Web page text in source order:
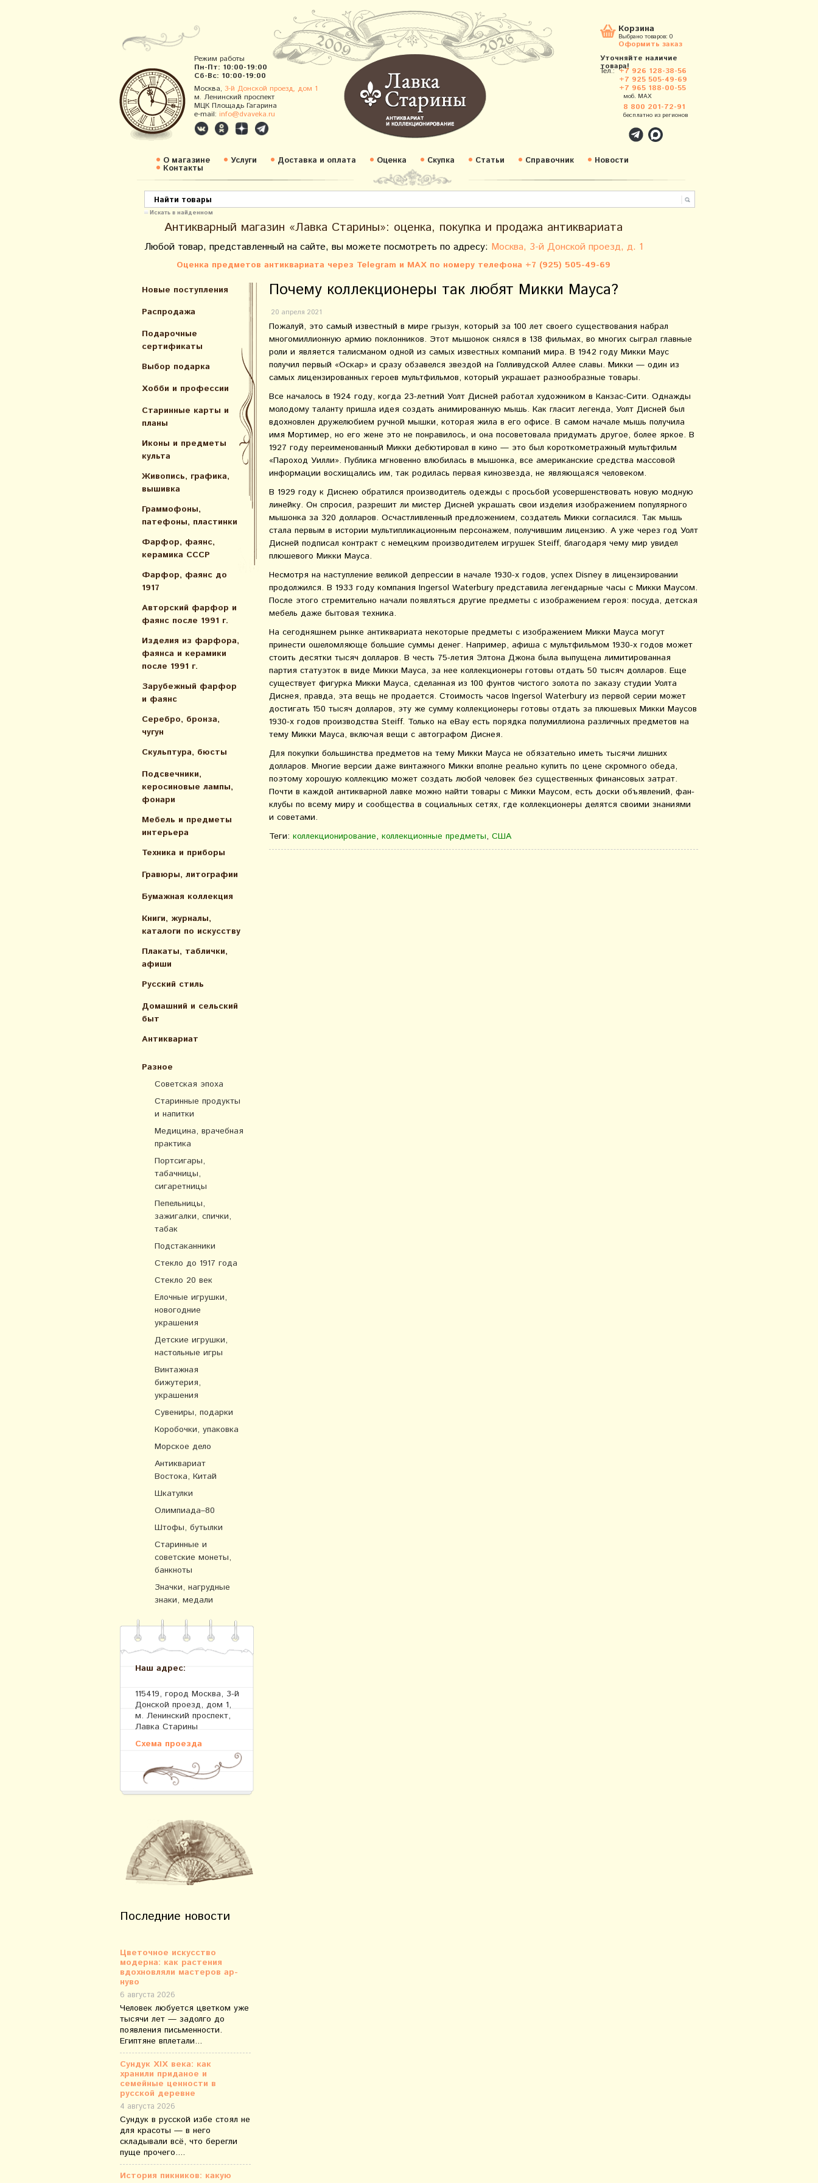
Режим работы
Пн-Пт: 10:00-19:00
Сб-Вс: 10:00-19:00
Москва, 3-й Донской проезд, дом 1
м. Ленинский проспект
МЦК Площадь Гагарина
e-mail: info@dvaveka.ru
Корзина
Выбрано товаров: 0
Оформить заказ
Уточняйте наличие
товара!
Тел.: +7 926 128-38-56
+7 925 505-49-69
+7 965 188-00-55
моб. MAX
8 800 201-72-91
бесплатно из регионов
О магазине Услуги Доставка и оплата Оценка Скупка Статьи Справочник Новости
Контакты
Искать в найденном
Антикварный магазин «Лавка Старины»: оценка, покупка и продажа антиквариата
Любой товар, представленный на сайте, вы можете посмотреть по адресу: Москва, 3-й Донской проезд, д. 1
Оценка предметов антиквариата через Telegram и MAX по номеру телефона +7 (925) 505-49-69
Новые поступления
Распродажа
Подарочные
сертификаты
Выбор подарка
Хобби и профессии
Старинные карты и
планы
Иконы и предметы
культа
Живопись, графика,
вышивка
Граммофоны,
патефоны, пластинки
Фарфор, фаянс,
керамика СССР
Фарфор, фаянс до
1917
Авторский фарфор и
фаянс после 1991 г.
Изделия из фарфора,
фаянса и керамики
после 1991 г.
Зарубежный фарфор
и фаянс
Серебро, бронза,
чугун
Скульптура, бюсты
Подсвечники,
керосиновые лампы,
фонари
Мебель и предметы
интерьера
Техника и приборы
Гравюры, литографии
Бумажная коллекция
Книги, журналы,
каталоги по искусcтву
Плакаты, таблички,
афиши
Русский стиль
Домашний и сельский
быт
Антиквариат
Разное
Советская эпоха
Старинные продукты
и напитки
Медицина, врачебная
практика
Портсигары,
табачницы,
сигаретницы
Пепельницы,
зажигалки, спички,
табак
Подстаканники
Стекло до 1917 года
Стекло 20 век
Елочные игрушки,
новогодние
украшения
Детские игрушки,
настольные игры
Винтажная
бижутерия,
украшения
Сувениры, подарки
Коробочки, упаковка
Морское дело
Антиквариат
Востока, Китай
Шкатулки
Олимпиада–80
Штофы, бутылки
Старинные и
советские монеты,
банкноты
Значки, нагрудные
знаки, медали
Наш адрес:
115419, город Москва, 3-й
Донской проезд, дом 1,
м. Ленинский проспект,
Лавка Старины
Схема проезда
Последние новости
Цветочное искусство
модерна: как растения
вдохновляли мастеров ар-
нуво
6 августа 2026
Человек любуется цветком уже
тысячи лет — задолго до
появления письменности.
Египтяне вплетали...
Сундук XIX века: как
хранили приданое и
семейные ценности в
русской деревне
4 августа 2026
Сундук в русской избе стоял не
для красоты — в него
складывали всё, что берегли
пуще прочего....
История пикников: какую
Почему коллекционеры так любят Микки Мауса?
20 апреля 2021
Пожалуй, это самый известный в мире грызун, который за 100 лет своего существования набрал
многомиллионную армию поклонников. Этот мышонок снялся в 138 фильмах, во многих сыграл главные
роли и является талисманом одной из самых известных компаний мира. В 1942 году Микки Маус
получил первый «Оскар» и сразу обзавелся звездой на Голливудской Аллее славы. Микки — один из
самых лицензированных героев мультфильмов, который украшает разнообразные товары.
Все началось в 1924 году, когда 23-летний Уолт Дисней работал художником в Канзас-Сити. Однажды
молодому таланту пришла идея создать анимированную мышь. Как гласит легенда, Уолт Дисней был
вдохновлен дружелюбием ручной мышки, которая жила в его офисе. В самом начале мышь получила
имя Мортимер, но его жене это не понравилось, и она посоветовала придумать другое, более яркое. В
1927 году переименованный Микки дебютировал в кино — это был короткометражный мультфильм
«Пароход Уилли». Публика мгновенно влюбилась в мышонка, все американские средства массовой
информации восхищались им, так родилась первая кинозвезда, не являющаяся человеком.
В 1929 году к Диснею обратился производитель одежды с просьбой усовершенствовать новую модную
линейку. Он спросил, разрешит ли мистер Дисней украшать свои изделия изображением популярного
мышонка за 320 долларов. Осчастливленный предложением, создатель Микки согласился. Так мышь
стала первым в истории мультипликационным персонажем, получившим лицензию. А уже через год Уолт
Дисней подписал контракт с немецким производителем игрушек Steiff, благодаря чему мир увидел
плюшевого Микки Мауса.
Несмотря на наступление великой депрессии в начале 1930-х годов, успех Disney в лицензировании
продолжился. В 1933 году компания Ingersol Waterbury представила легендарные часы с Микки Маусом.
После этого стремительно начали появляться другие предметы с изображением героя: посуда, детская
мебель даже бытовая техника.
На сегодняшнем рынке антиквариата некоторые предметы с изображением Микки Мауса могут
принести ошеломляюще большие суммы денег. Например, афиша с мультфильмом 1930-х годов может
стоить десятки тысяч долларов. В честь 75-летия Элтона Джона была выпущена лимитированная
партия статуэток в виде Микки Мауса, за нее коллекционеры готовы отдать 50 тысяч долларов. Еще
существует фигурка Микки Мауса, сделанная из 100 фунтов чистого золота по заказу студии Уолта
Диснея, правда, эта вещь не продается. Стоимость часов Ingersol Waterbury из первой серии может
достигать 150 тысяч долларов, эту же сумму коллекционеры готовы отдать за плюшевых Микки Маусов
1930-х годов производства Steiff. Только на eBay есть порядка полумиллиона различных предметов на
тему Микки Мауса, включая вещи с автографом Диснея.
Для покупки большинства предметов на тему Микки Мауса не обязательно иметь тысячи лишних
долларов. Многие версии даже винтажного Микки вполне реально купить по цене скромного обеда,
поэтому хорошую коллекцию может создать любой человек без существенных финансовых затрат.
Почти в каждой антикварной лавке можно найти товары с Микки Маусом, есть доски объявлений, фан-
клубы по всему миру и сообщества в социальных сетях, где коллекционеры делятся своими знаниями
и советами.
Теги: коллекционирование, коллекционные предметы, США